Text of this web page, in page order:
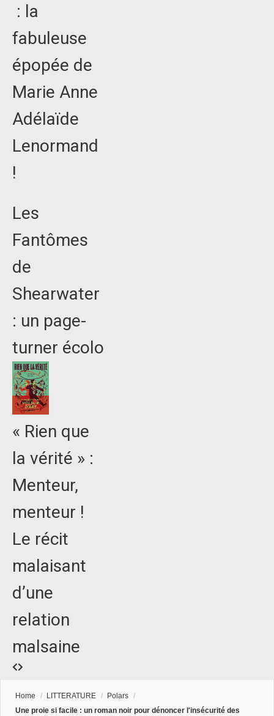
: la
fabuleuse
épopée de
Marie Anne
Adélaïde
Lenormand
!
Les
Fantômes
de
Shearwater
: un page-
turner écolo
« Rien que
la vérité » :
Menteur,
menteur !
Le récit
malaisant
d’une
relation
malsaine
Home / LITTERATURE / Polars /
Une proie si facile : un roman noir pour dénoncer l'insécurité des